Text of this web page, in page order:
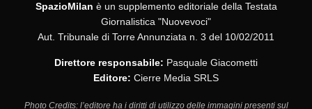
SpazioMilan è un supplemento editoriale della Testata
Giornalistica "Nuovevoci"
Aut. Tribunale di Torre Annunziata n. 3 del 10/02/2011
Direttore responsabile: Pasquale Giacometti
Editore: Cierre Media SRLS
Photo Credits: l’editore ha i diritti di utilizzo delle immagini presenti sul